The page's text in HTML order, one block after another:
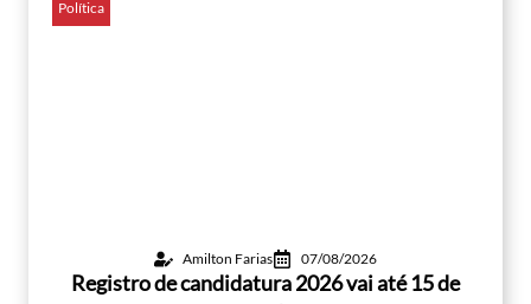
Política
Amilton Farias 07/08/2026
Registro de candidatura 2026 vai até 15 de